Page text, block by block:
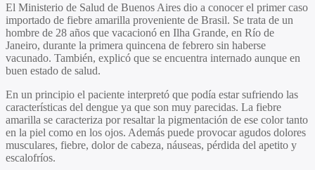
El Ministerio de Salud de Buenos Aires dio a conocer el primer caso
importado de fiebre amarilla proveniente de Brasil. Se trata de un
hombre de 28 años que vacacionó en Ilha Grande, en Río de
Janeiro, durante la primera quincena de febrero sin haberse
vacunado. También, explicó que se encuentra internado aunque en
buen estado de salud.
En un principio el paciente interpretó que podía estar sufriendo las
características del dengue ya que son muy parecidas. La fiebre
amarilla se caracteriza por resaltar la pigmentación de ese color tanto
en la piel como en los ojos. Además puede provocar agudos dolores
musculares, fiebre, dolor de cabeza, náuseas, pérdida del apetito y
escalofríos.